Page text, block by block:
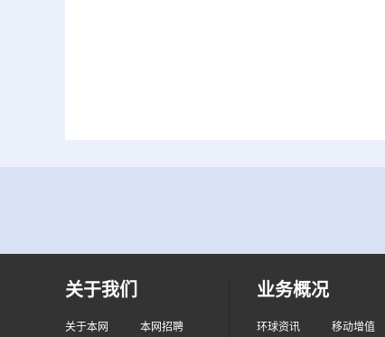
关于我们
关于本网 本网招聘
业务概况
环球资讯 移动增值